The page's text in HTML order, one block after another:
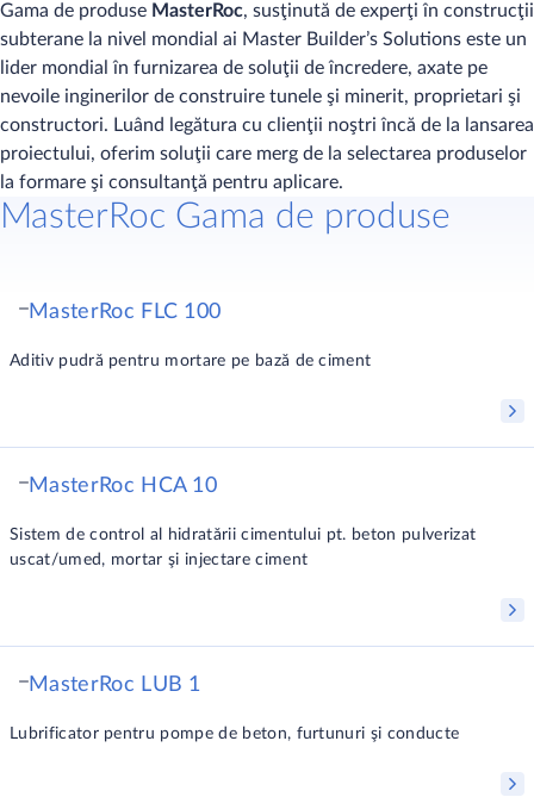
Gama de produse MasterRoc, susţinută de experţi în construcţii
subterane la nivel mondial ai Master Builder’s Solutions este un
lider mondial în furnizarea de soluţii de încredere, axate pe
nevoile inginerilor de construire tunele şi minerit, proprietari şi
constructori. Luând legătura cu clienţii noştri încă de la lansarea
proiectului, oferim soluţii care merg de la selectarea produselor
la formare şi consultanţă pentru aplicare.
MasterRoc Gama de produse
MasterRoc FLC 100
Aditiv pudră pentru mortare pe bază de ciment
MasterRoc HCA 10
Sistem de control al hidratării cimentului pt. beton pulverizat
uscat/umed, mortar şi injectare ciment
MasterRoc LUB 1
Lubrificator pentru pompe de beton, furtunuri şi conducte